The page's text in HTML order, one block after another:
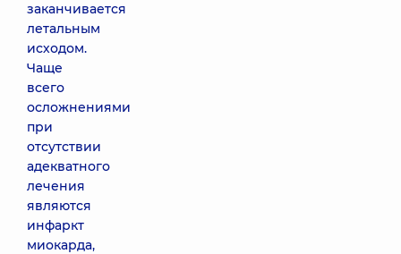
заканчивается
летальным
исходом.
Чаще
всего
осложнениями
при
отсутствии
адекватного
лечения
являются
инфаркт
миокарда,